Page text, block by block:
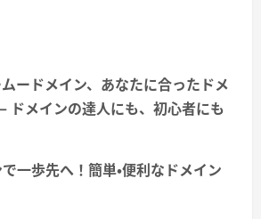
ードメイン、あなたに合ったドメ
ドメインの達人にも、初心者にも
一歩先へ！簡単・便利なドメイン